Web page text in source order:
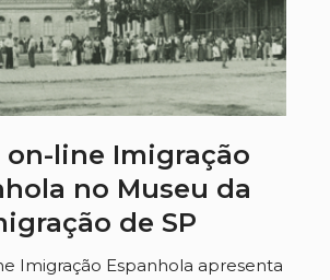
on-line Imigração
no Museu da
de SP
Imigração Espanhola apresenta